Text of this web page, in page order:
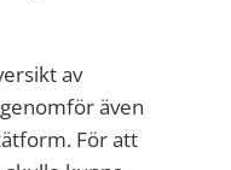
av
även
För att